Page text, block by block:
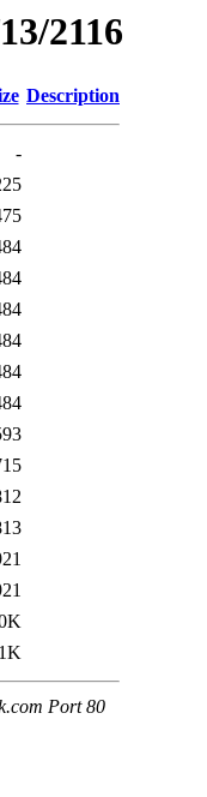
2116
Description
-
Port 80